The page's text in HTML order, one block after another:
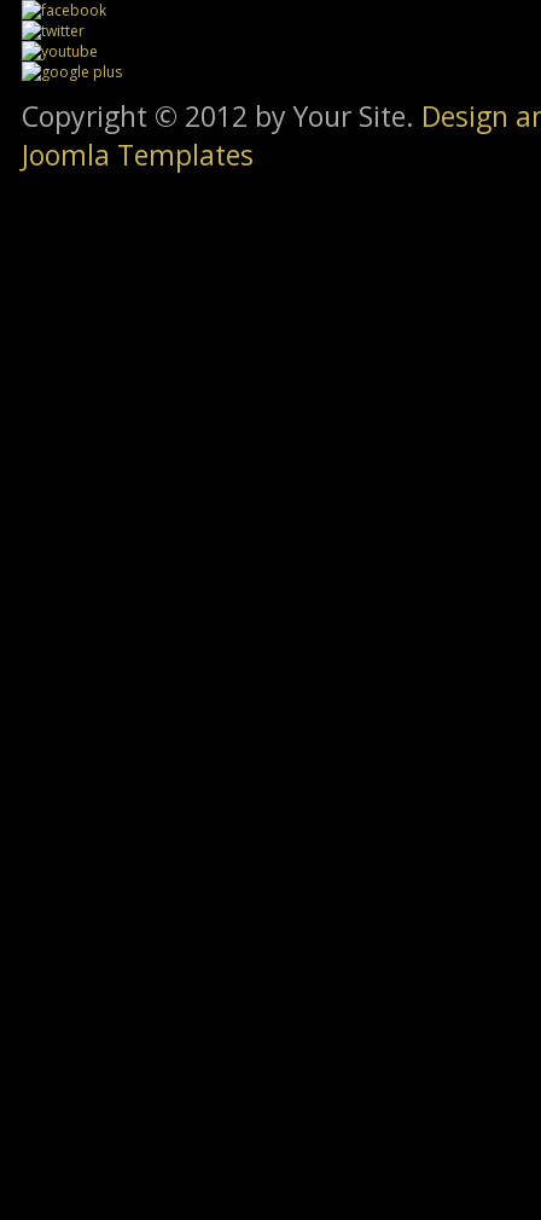
Copyright © 2012 by Your Site. Design
Joomla Templates